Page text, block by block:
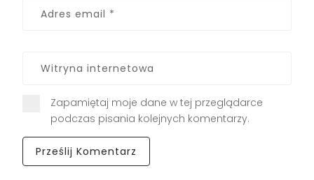
Zapamiętaj moje dane w tej przeglądarce
podczas pisania kolejnych komentarzy.